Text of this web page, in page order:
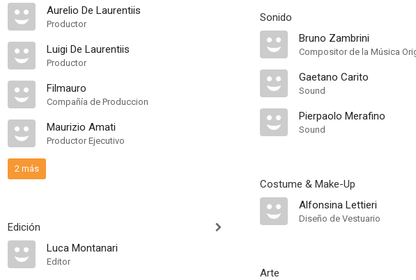
Aurelio De Laurentiis
Productor
Luigi De Laurentiis
Productor
Filmauro
Compañía de Produccion
Maurizio Amati
Productor Ejecutivo
2 más
Edición
Luca Montanari
Editor
Sonido
Bruno Zambrini
Compositor de la Música
Gaetano Carito
Sound
Pierpaolo Merafino
Sound
Costume & Make-Up
Alfonsina Lettieri
Diseño de Vestuario
Arte